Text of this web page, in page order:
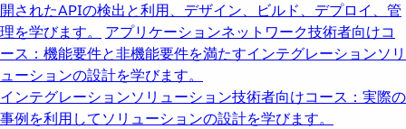
開されたAPIの検出と利用、デザイン、ビルド、デプロイ、管
理を学びます。
アプリケーションネットワーク技術者向けコ
ース：機能要件と非機能要件を満たすインテグレーションソリ
ューションの設計を学びます。
インテグレーションソリューション技術者向けコース：実際の
事例を利用してソリューションの設計を学びます。